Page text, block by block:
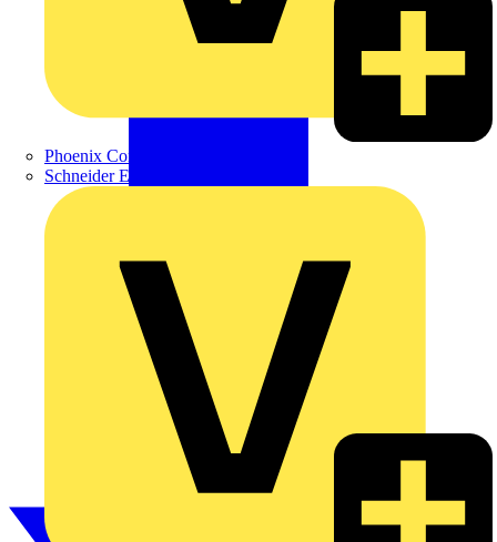
Phoenix Contact
Schneider Electric